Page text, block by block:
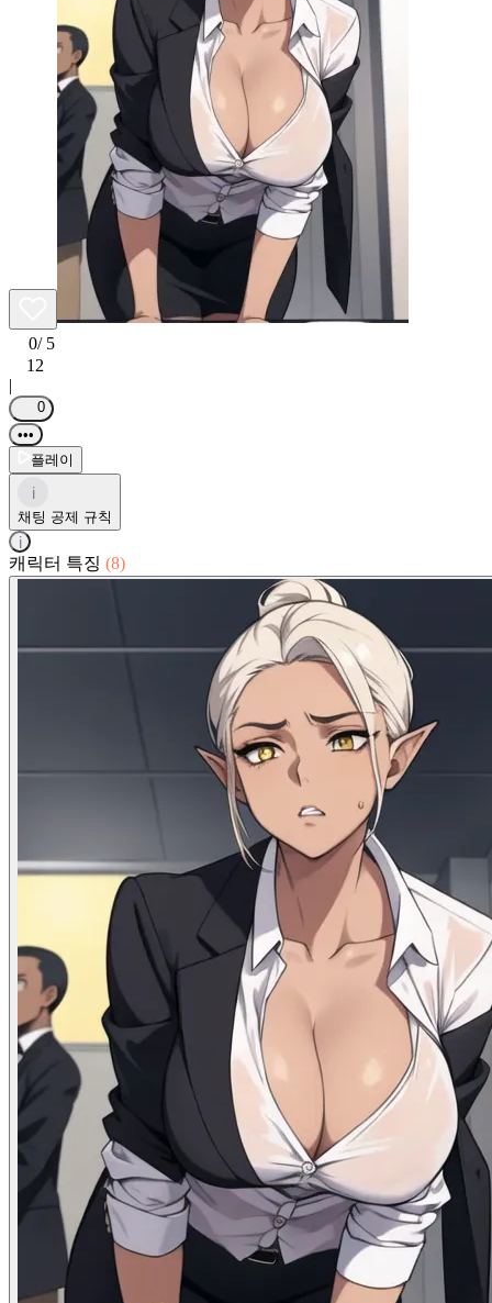
0/ 5
12
|
0
•••
플레이
i
채팅 공제 규칙
i
캐릭터 특징 (8)